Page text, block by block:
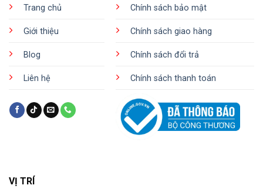
Trang chủ
Giới thiệu
Blog
Liên hệ
Chính sách bảo mật
Chính sách giao hàng
Chính sách đổi trả
Chính sách thanh toán
VỊ TRÍ